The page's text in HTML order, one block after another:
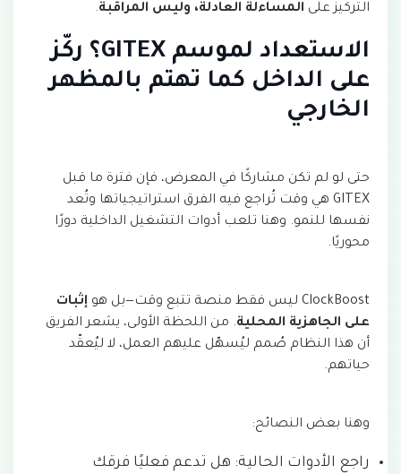
التركيز على المساءلة العادلة، وليس المراقبة.
الاستعداد لموسم GITEX؟ ركّز
على الداخل كما تهتم بالمظهر
الخارجي
حتى لو لم تكن مشاركًا في المعرض، فإن فترة ما قبل
GITEX هي وقت تُراجع فيه الفرق استراتيجياتها وتُعد
نفسها للنمو. وهنا تلعب أدوات التشغيل الداخلية دورًا
محوريًا.
ClockBoost ليس فقط منصة تتبع وقت—بل هو
إثبات
على الجاهزية المحلية. من اللحظة الأولى، يشعر الفريق
أن هذا النظام صُمم ليُسهّل عليهم العمل، لا ليُعقّد
حياتهم.
وهنا بعض النصائح:
راجع الأدوات الحالية: هل تدعم فعليًا فرقك